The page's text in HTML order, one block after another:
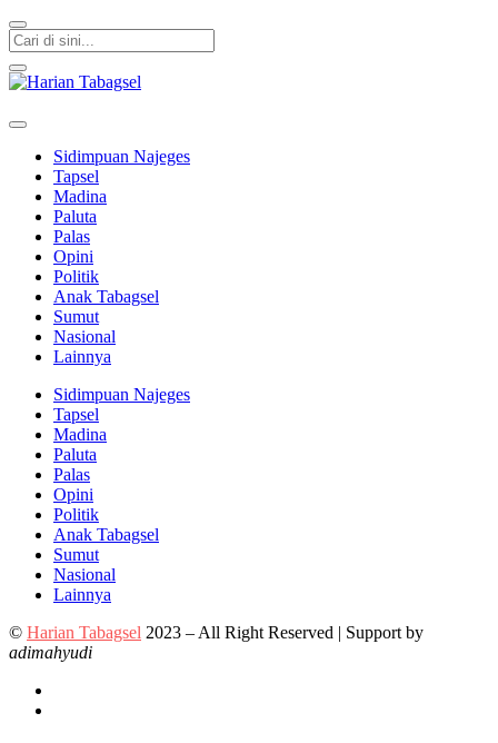
Sidimpuan Najeges
Tapsel
Madina
Paluta
Palas
Opini
Politik
Anak Tabagsel
Sumut
Nasional
Lainnya
Sidimpuan Najeges
Tapsel
Madina
Paluta
Palas
Opini
Politik
Anak Tabagsel
Sumut
Nasional
Lainnya
© Harian Tabagsel 2023 – All Right Reserved | Support by
adimahyudi